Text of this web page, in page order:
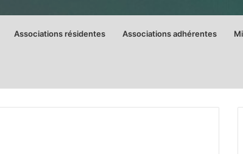
Associations résidentes Associations adhérentes